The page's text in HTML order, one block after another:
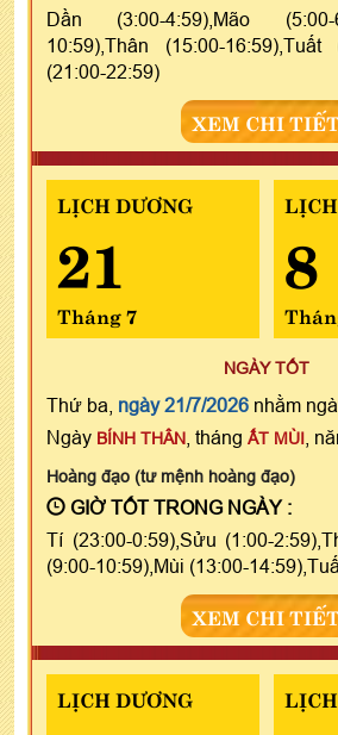
Dần (3:00-4:59),Mão
10:59),Thân (15:00-16:59),Tuất
(21:00-22:59)
XEM CHI
LỊCH DƯƠNG
21
Tháng 7
8
NGÀY TỐT
Thứ ba, ngày 21/7/2026 nhằm
Ngày BÍNH THÂN , tháng ẤT MÙI ,
Hoàng đạo (tư mệnh hoàng đạo)
GIỜ TỐT TRONG NGÀY :
Tí (23:00-0:59),Sửu (1:00-
(9:00-10:59),Mùi (13:00-
XEM CHI
LỊCH DƯƠNG